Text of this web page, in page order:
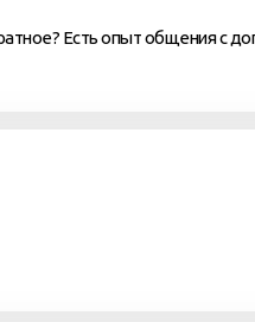
Есть опыт общения с